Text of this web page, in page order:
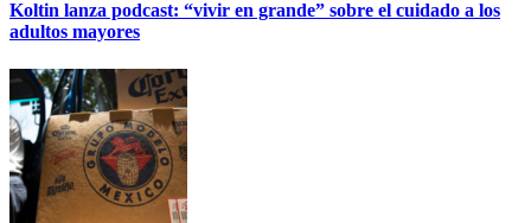
Koltin lanza podcast: “vivir en grande” sobre el cuidado a los
adultos mayores